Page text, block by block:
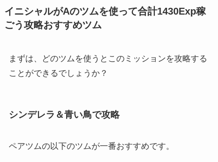
イニシャルがAのツムを使って合計1430Exp稼
ごう攻略おすすめツム
まずは、どのツムを使うとこのミッションを攻略する
ことができるでしょうか？
シンデレラ＆青い鳥で攻略
ペアツムの以下のツムが一番おすすめです。